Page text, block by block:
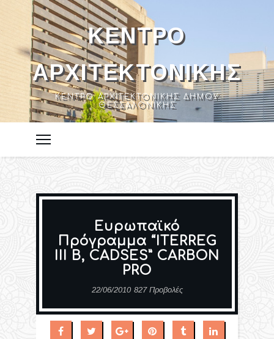
ΚΈΝΤΡΟ
ΑΡΧΙΤΕΚΤΟΝΙΚΉΣ
ΚΈΝΤΡΟ ΑΡΧΙΤΕΚΤΟΝΙΚΉΣ ΔΉΜΟΥ
ΘΕΣΣΑΛΟΝΊΚΗΣ
Ευρωπαϊκό
Πρόγραμμα “ITERREG
III B, CADSES” CARBON
PRO
22/06/2010 827 Προβολές